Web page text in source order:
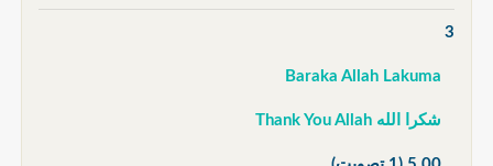
3
Baraka Allah Lakuma
شكرا الله Thank You Allah